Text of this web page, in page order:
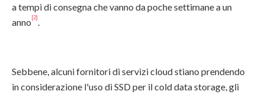
a tempi di consegna che vanno da poche settimane a un
anno[2]
Sebbene, alcuni fornitori di servizi cloud stiano prendendo
in considerazione l'uso di SSD per il cold data storage, gli